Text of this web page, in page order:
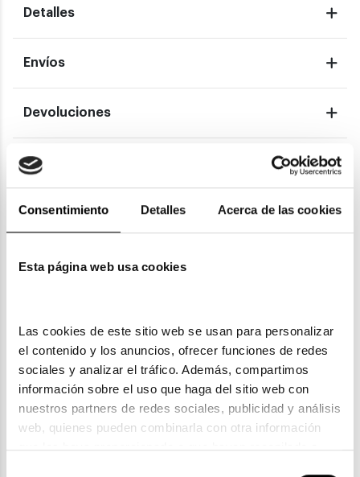
Consentimiento Detalles Acerca de las cookies
Esta página web usa cookies
Las cookies de este sitio web se usan para personalizar
el contenido y los anuncios, ofrecer funciones de redes
sociales y analizar el tráfico. Además, compartimos
información sobre el uso que haga del sitio web con
nuestros partners de redes sociales, publicidad y análisis
web, quienes pueden combinarla con otra información
que les haya proporcionado o que hayan recopilado a
Detalles
Envíos
Devoluciones
Garantías
También te puede gustar